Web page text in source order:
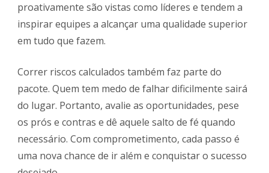
proativamente são vistas como líderes e tendem a
inspirar equipes a alcançar uma qualidade superior
em tudo que fazem.
Correr riscos calculados também faz parte do
pacote. Quem tem medo de falhar dificilmente sairá
do lugar. Portanto, avalie as oportunidades, pese
os prós e contras e dê aquele salto de fé quando
necessário. Com comprometimento, cada passo é
uma nova chance de ir além e conquistar o sucesso